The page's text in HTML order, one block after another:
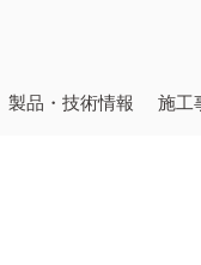
製品・技術情報 施工